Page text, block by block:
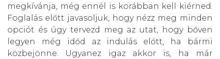
megkívánja, még ennél is korábban kell kiérned.
Foglalás előtt javasoljuk, hogy nézz meg minden
opciót és úgy tervezd meg az utat, hogy bőven
legyen még időd az indulás előtt, ha bármi
közbejönne. Ugyanez igaz akkor is, ha már